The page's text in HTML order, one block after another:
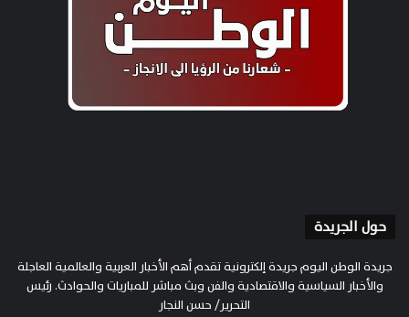
حول الجريدة
جريدة الوطن اليوم جريدة إلكترونية تقدم أهم الأخبار العربية والعالمية العاجلة
والأخبار السياسية والاقتصادية والفن وبث مباشر للمباريات والحوادث. رئيس
التحرير/ حسن النجار